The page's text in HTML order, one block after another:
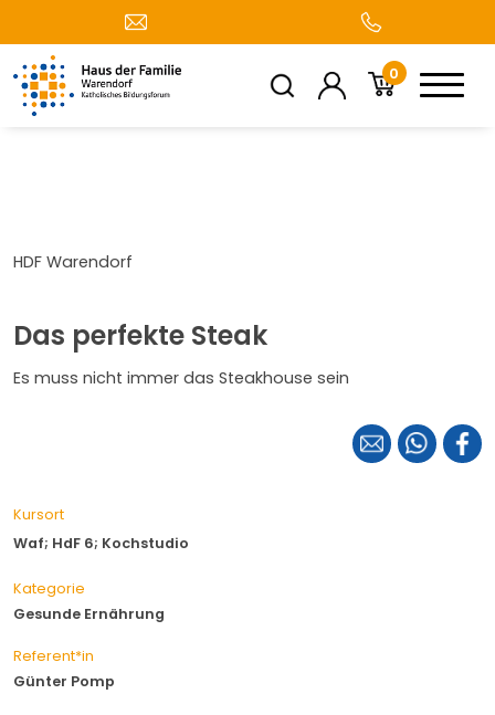
0
HDF Warendorf
Das perfekte Steak
Es muss nicht immer das Steakhouse sein
Referent*in
Günter Pomp
Kategorie
Gesunde Ernährung
Kursort
Waf; HdF 6; Kochstudio